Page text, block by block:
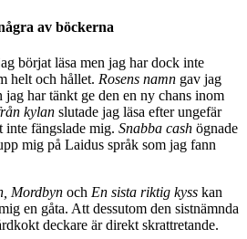
av böckerna
börjat läsa men jag har dock inte
helt och hållet. Rosens namn gav jag
har tänkt ge den en ny chans inom
kylan slutade jag läsa efter ungefär
inte fängslade mig. Snabba cash ögnade
mig på Laidus språk som jag fann
Mordbyn och En sista riktig kyss kan
en gåta. Att dessutom den sistnämnda
deckare är direkt skrattretande.